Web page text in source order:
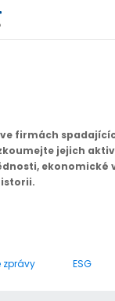
firmách
jejich
ekonomické
zprávy ESG